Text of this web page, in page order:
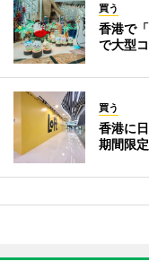
買う
香港で
で大型
買う
香港に
期間限